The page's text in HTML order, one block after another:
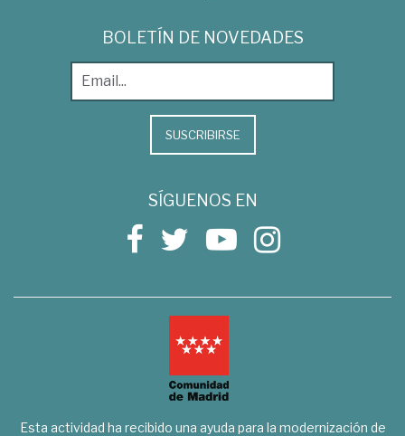
BOLETÍN DE NOVEDADES
SUSCRIBIRSE
SÍGUENOS EN
Esta actividad ha recibido una ayuda para la modernización de